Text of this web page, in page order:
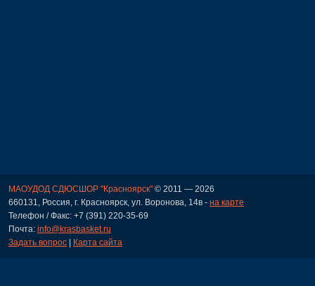
МАОУДОД СДЮСШОР "Красноярск" © 2011 — 2026
660131, Россия, г. Красноярск, ул. Воронова, 14в - на карте
Телефон / Факс: +7 (391) 220-35-69
Почта: info@krasbasket.ru
Задать вопрос | Карта сайта